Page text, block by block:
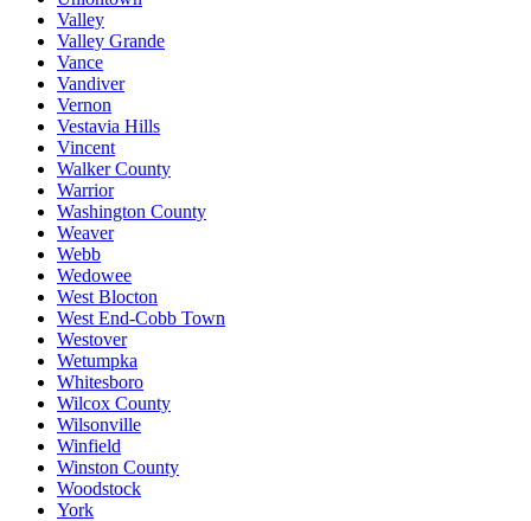
Valley
Valley Grande
Vance
Vandiver
Vernon
Vestavia Hills
Vincent
Walker County
Warrior
Washington County
Weaver
Webb
Wedowee
West Blocton
West End-Cobb Town
Westover
Wetumpka
Whitesboro
Wilcox County
Wilsonville
Winfield
Winston County
Woodstock
York